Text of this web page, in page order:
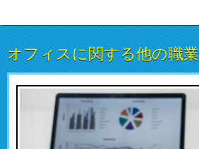
オフィスに関する他の職業